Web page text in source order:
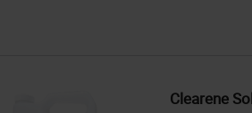
Clearene